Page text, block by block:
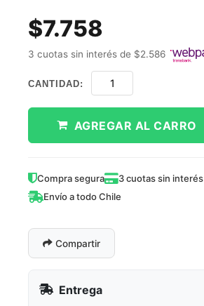
$7.758
3 cuotas sin interés de $2.586
CANTIDAD:
AGREGAR AL CARRO
Compra segura
3 cuotas sin interés
Envío a todo Chile
Compartir
Entrega